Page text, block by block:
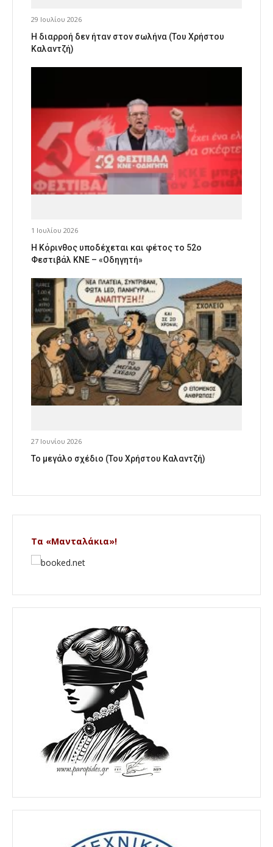
29 Ιουλίου 2026
Η διαρροή δεν ήταν στον σωλήνα (Του Χρήστου
Καλαντζή)
1 Ιουλίου 2026
Η Κόρινθος υποδέχεται και φέτος το 52ο
Φεστιβάλ ΚΝΕ – «Οδηγητή»
27 Ιουνίου 2026
Το μεγάλο σχέδιο (Του Χρήστου Καλαντζή)
Τα «Μανταλάκια»!